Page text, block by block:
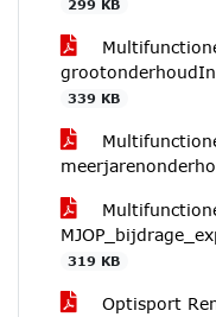
299 KB
339 KB
319 KB
Optisport